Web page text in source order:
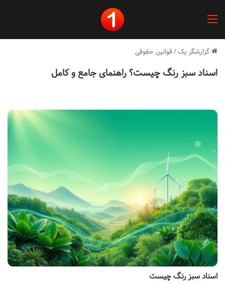
گزارشگر یک/ قوانین حقوقی
اسناد سبز رنگ چیست؟ راهنمای جامع و کامل
اسناد سبز رنگ چیست